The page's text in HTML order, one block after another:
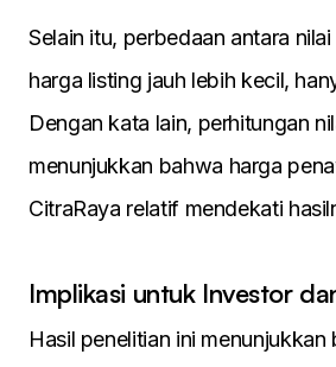
Selain itu, perbedaan antara
harga listing jauh lebih kecil,
Dengan kata lain, perhitungan
menunjukkan bahwa harga
CitraRaya relatif mendekati
Implikasi untuk Investor
Hasil penelitian ini menunjukkan